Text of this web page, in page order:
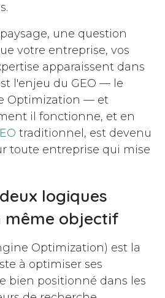
une question
votre entreprise, vos
apparaissent dans
l'enjeu du GEO — le
Optimization — et
il fonctionne, et en
traditionnel, est devenu
toute entreprise qui mise
deux logiques
même objectif
Optimization) est la
à optimiser ses
bien positionné dans les